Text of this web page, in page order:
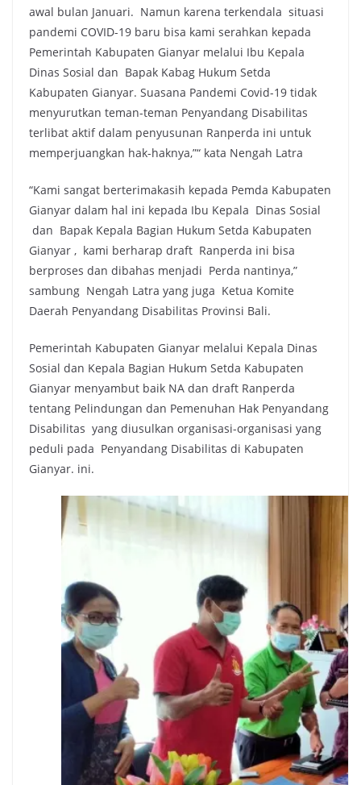
awal bulan Januari. Namun karena terkendala situasi
pandemi COVID-19 baru bisa kami serahkan kepada
Pemerintah Kabupaten Gianyar melalui Ibu Kepala
Dinas Sosial dan Bapak Kabag Hukum Setda
Kabupaten Gianyar. Suasana Pandemi Covid-19 tidak
menyurutkan teman-teman Penyandang Disabilitas
terlibat aktif dalam penyusunan Ranperda ini untuk
memperjuangkan hak-haknya,”“ kata Nengah Latra
“Kami sangat berterimakasih kepada Pemda Kabupaten
Gianyar dalam hal ini kepada Ibu Kepala Dinas Sosial
dan Bapak Kepala Bagian Hukum Setda Kabupaten
Gianyar , kami berharap draft Ranperda ini bisa
berproses dan dibahas menjadi Perda nantinya,”
sambung Nengah Latra yang juga Ketua Komite
Daerah Penyandang Disabilitas Provinsi Bali.
Pemerintah Kabupaten Gianyar melalui Kepala Dinas
Sosial dan Kepala Bagian Hukum Setda Kabupaten
Gianyar menyambut baik NA dan draft Ranperda
tentang Pelindungan dan Pemenuhan Hak Penyandang
Disabilitas yang diusulkan organisasi-organisasi yang
peduli pada Penyandang Disabilitas di Kabupaten
Gianyar. ini.